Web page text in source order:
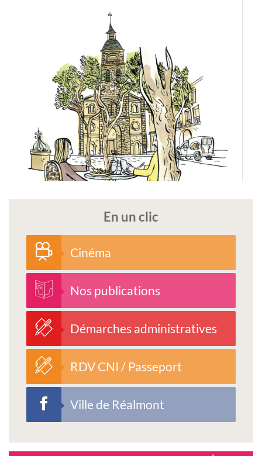
En un clic
Cinéma
Nos publications
Démarches administratives
RDV CNI / Passeport
Ville de Réalmont